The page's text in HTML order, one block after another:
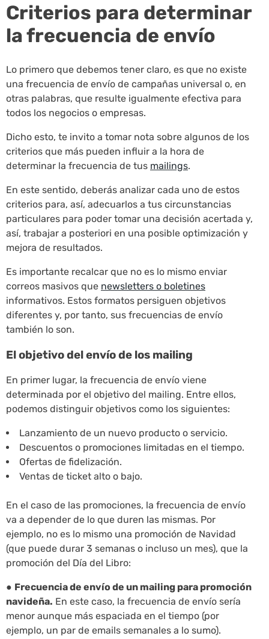
Criterios para determinar
la frecuencia de envío
Lo primero que debemos tener claro, es que no existe
una frecuencia de envío de campañas universal o, en
otras palabras, que resulte igualmente efectiva para
todos los negocios o empresas.
Dicho esto, te invito a tomar nota sobre algunos de los
criterios que más pueden influir a la hora de
determinar la frecuencia de tus mailings.
En este sentido, deberás analizar cada uno de estos
criterios para, así, adecuarlos a tus circunstancias
particulares para poder tomar una decisión acertada y,
así, trabajar a posteriori en una posible optimización y
mejora de resultados.
Es importante recalcar que no es lo mismo enviar
correos masivos que newsletters o boletines
informativos. Estos formatos persiguen objetivos
diferentes y, por tanto, sus frecuencias de envío
también lo son.
El objetivo del envío de los mailing
En primer lugar, la frecuencia de envío viene
determinada por el objetivo del mailing. Entre ellos,
podemos distinguir objetivos como los siguientes:
Lanzamiento de un nuevo producto o servicio.
Descuentos o promociones limitadas en el tiempo.
Ofertas de fidelización.
Ventas de ticket alto o bajo.
En el caso de las promociones, la frecuencia de envío
va a depender de lo que duren las mismas. Por
ejemplo, no es lo mismo una promoción de Navidad
(que puede durar 3 semanas o incluso un mes), que la
promoción del Día del Libro:
● Frecuencia de envío de un mailing para promoción
navideña. En este caso, la frecuencia de envío sería
menor aunque más espaciada en el tiempo (por
ejemplo, un par de emails semanales a lo sumo).